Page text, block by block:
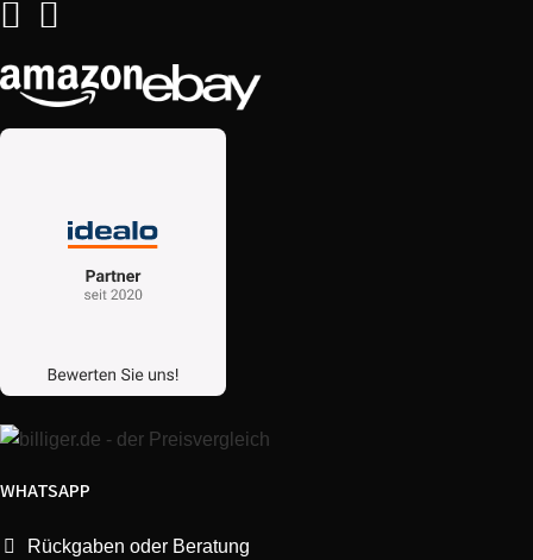
WHATSAPP
Rückgaben oder Beratung